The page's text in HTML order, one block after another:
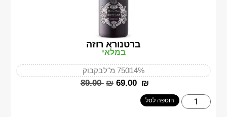
ברטנורא רוזה
במלאי
14%750 מ"ל בקבוק
‎89.00 ₪ ‎69.00 ₪
הוספה לסל